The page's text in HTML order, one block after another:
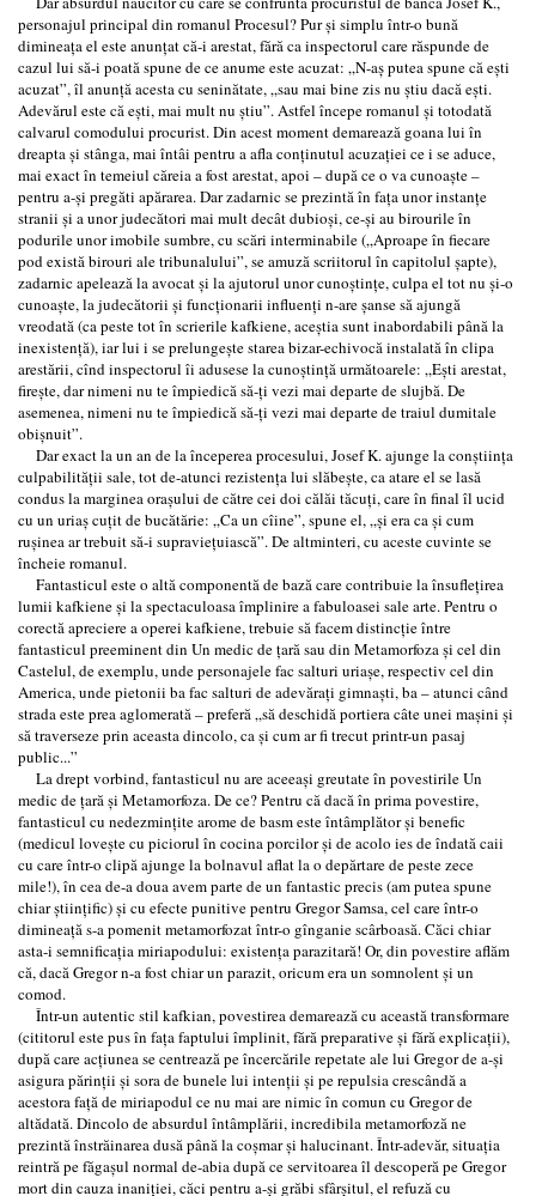
personajul principal din romanul Procesul? Pur şi simplu într-o bună
dimineaţa el este anunţat că-i arestat, fără ca inspectorul care răspunde de
cazul lui să-i poată spune de ce anume este acuzat: „N-aş putea spune că eşti
acuzat”, îl anunţă acesta cu seninătate, „sau mai bine zis nu ştiu dacă eşti.
Adevărul este că eşti, mai mult nu ştiu”. Astfel începe romanul şi totodată
calvarul comodului procurist. Din acest moment demarează goana lui în
dreapta şi stânga, mai întâi pentru a afla conţinutul acuzaţiei ce i se aduce,
mai exact în temeiul căreia a fost arestat, apoi – după ce o va cunoaşte –
pentru a-şi pregăti apărarea. Dar zadarnic se prezintă în faţa unor instanţe
stranii şi a unor judecători mai mult decât dubioşi, ce-şi au birourile în
podurile unor imobile sumbre, cu scări interminabile („Aproape în fiecare
pod există birouri ale tribunalului”, se amuză scriitorul în capitolul şapte),
zadarnic apelează la avocat şi la ajutorul unor cunoştinţe, culpa el tot nu şi-o
cunoaşte, la judecătorii şi funcţionarii influenţi n-are şanse să ajungă
vreodată (ca peste tot în scrierile kafkiene, aceştia sunt inabordabili până la
inexistenţă), iar lui i se prelungeşte starea bizar-echivocă instalată în clipa
arestării, cînd inspectorul îi adusese la cunoştinţă următoarele: „Eşti arestat,
fireşte, dar nimeni nu te împiedică să-ţi vezi mai departe de slujbă. De
asemenea, nimeni nu te împiedică să-ţi vezi mai departe de traiul dumitale
obişnuit”.
Dar exact la un an de la începerea procesului, Josef K. ajunge la conştiinţa
culpabilităţii sale, tot de-atunci rezistenţa lui slăbeşte, ca atare el se lasă
condus la marginea oraşului de către cei doi călăi tăcuţi, care în final îl ucid
cu un uriaş cuţit de bucătărie: „Ca un cîine”, spune el, „şi era ca şi cum
ruşinea ar trebuit să-i supravieţuiască”. De altminteri, cu aceste cuvinte se
încheie romanul.
Fantasticul este o altă componentă de bază care contribuie la însufleţirea
lumii kafkiene şi la spectaculoasa împlinire a fabuloasei sale arte. Pentru o
corectă apreciere a operei kafkiene, trebuie să facem distincţie între
fantasticul preeminent din Un medic de ţară sau din Metamorfoza şi cel din
Castelul, de exemplu, unde personajele fac salturi uriaşe, respectiv cel din
America, unde pietonii ba fac salturi de adevăraţi gimnaşti, ba – atunci când
strada este prea aglomerată – preferă „să deschidă portiera câte unei maşini şi
să traverseze prin aceasta dincolo, ca şi cum ar fi trecut printr-un pasaj
public...”
La drept vorbind, fantasticul nu are aceeaşi greutate în povestirile Un
medic de ţară şi Metamorfoza. De ce? Pentru că dacă în prima povestire,
fantasticul cu nedezminţite arome de basm este întâmplător şi benefic
(medicul loveşte cu piciorul în cocina porcilor şi de acolo ies de îndată caii
cu care într-o clipă ajunge la bolnavul aflat la o depărtare de peste zece
mile!), în cea de-a doua avem parte de un fantastic precis (am putea spune
chiar ştiinţific) şi cu efecte punitive pentru Gregor Samsa, cel care într-o
dimineaţă s-a pomenit metamorfozat într-o gînganie scârboasă. Căci chiar
asta-i semnificaţia miriapodului: existenţa parazitară! Or, din povestire aflăm
că, dacă Gregor n-a fost chiar un parazit, oricum era un somnolent şi un
comod.
Într-un autentic stil kafkian, povestirea demarează cu această transformare
(cititorul este pus în faţa faptului împlinit, fără preparative şi fără explicaţii),
după care acţiunea se centrează pe încercările repetate ale lui Gregor de a-şi
asigura părinţii şi sora de bunele lui intenţii şi pe repulsia crescândă a
acestora faţă de miriapodul ce nu mai are nimic în comun cu Gregor de
altădată. Dincolo de absurdul întâmplării, incredibila metamorfoză ne
prezintă înstrăinarea dusă până la coşmar şi halucinant. Într-adevăr, situaţia
reintră pe făgaşul normal de-abia după ce servitoarea îl descoperă pe Gregor
mort din cauza inaniţiei, căci pentru a-şi grăbi sfârşitul, el refuză cu